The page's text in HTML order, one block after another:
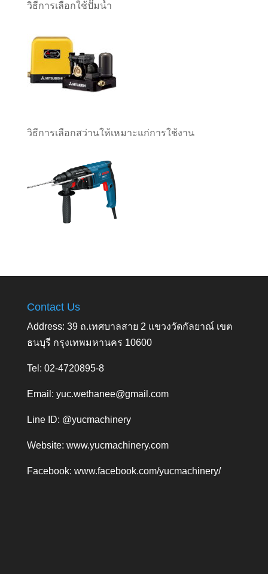
วิธีการเลือกใช้ปั๊มน้ำ
วิธีการเลือกสว่านให้เหมาะแก่การใช้งาน
Contact Us
Address: 39 ถ.เทศบาลสาย 2 แขวงวัดกัลยาณ์ เขต
ธนบุรี กรุงเทพมหานคร 10600
Tel: 02-4720895-8
Email: yuc.wethanee@gmail.com
Line ID: @yucmachinery
Website: www.yucmachinery.com
Facebook: www.facebook.com/yucmachinery/